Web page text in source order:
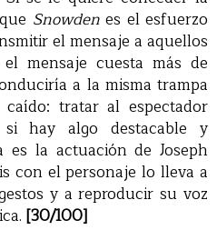
Snowdenes el esfuerzo
el mensaje a aquellos
mensaje cuesta más de
a la misma trampa
tratar al espectador
hay algo destacable y
la actuación de Joseph
con el personaje lo lleva a
y a reproducir su voz
[30/100]